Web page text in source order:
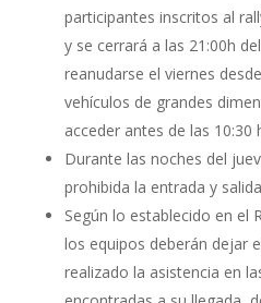
participantes inscritos al
y se cerrará a las 21:00h
reanudarse el viernes
vehículos de grandes
acceder antes de las 10:30
Durante las noches del
prohibida la entrada y
Según lo establecido en el
los equipos deberán dejar
realizado la asistencia en